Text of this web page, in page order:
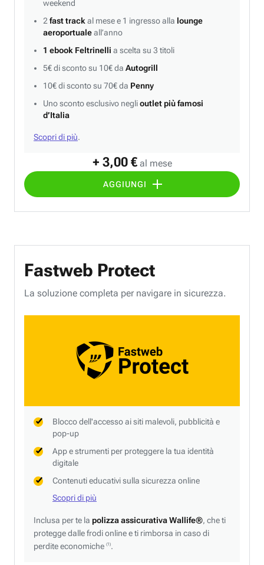
+ 3,00 € al mese
AGGIUNGI
weekend
2 fast track al mese e 1 ingresso alla lounge
aeroportualeall’anno
1 ebook Feltrinelli a scelta su 3 titoli
5€ di sconto su 10€ da Autogrill
10€ di sconto su 70€ da Penny
Uno sconto esclusivo neglioutlet più famosi
d’Italia
Scopri di più.
Fastweb Protect
La soluzione completa per navigare in sicurezza.
Blocco dell'accesso ai siti malevoli, pubblicità e
pop-up
App e strumenti per proteggere la tua identità
digitale
Contenuti educativi sulla sicurezza online
Scopri di più
Inclusa per te la polizza assicurativa Wallife®, che ti
protegge dalle frodi online e ti rimborsa in caso di
perdite economiche (1).